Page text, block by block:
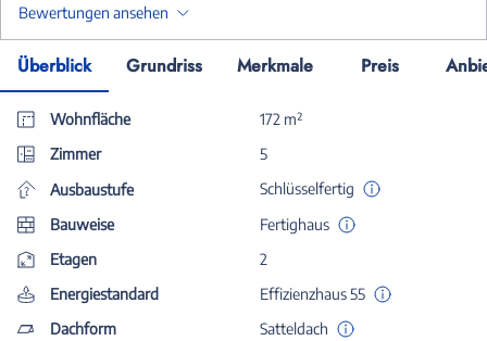
Bewertungen ansehen
Überblick Grundriss Merkmale Preis
Wohnfläche
172 m²
Zimmer
5
Ausbaustufe
Schlüsselfertig
Bauweise
Fertighaus
Etagen
2
Energiestandard
Effizienzhaus 55
Dachform
Satteldach